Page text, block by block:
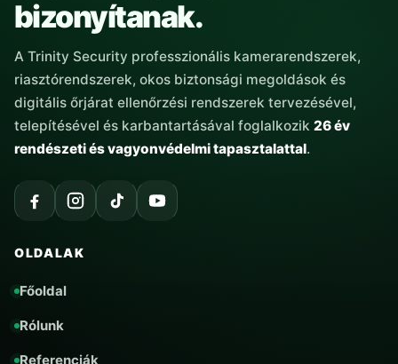
bizonyítanak.
A Trinity Security professzionális kamerarendszerek,
riasztórendszerek, okos biztonsági megoldások és
digitális őrjárat ellenőrzési rendszerek tervezésével,
telepítésével és karbantartásával foglalkozik 26 év
rendészeti és vagyonvédelmi tapasztalattal.
OLDALAK
Főoldal
Rólunk
Referenciák